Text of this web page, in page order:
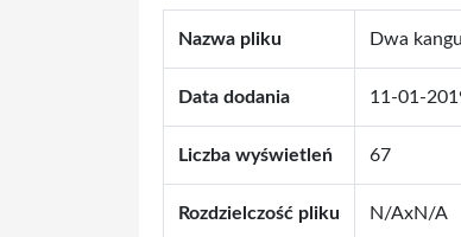
Nazwa pliku Dwa
Data dodania 11-01-
Liczba wyświetleń 67
Rozdzielczość pliku N/AxN/A